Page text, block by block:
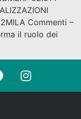
2MILA Commenti –
il ruolo dei